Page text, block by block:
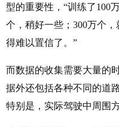
型的重要性，“训练了100
个，稍好一些；300万个
得难以置信了。”
而数据的收集需要大量的
据外还包括各种不同的道
特别是，实际驾驶中周围